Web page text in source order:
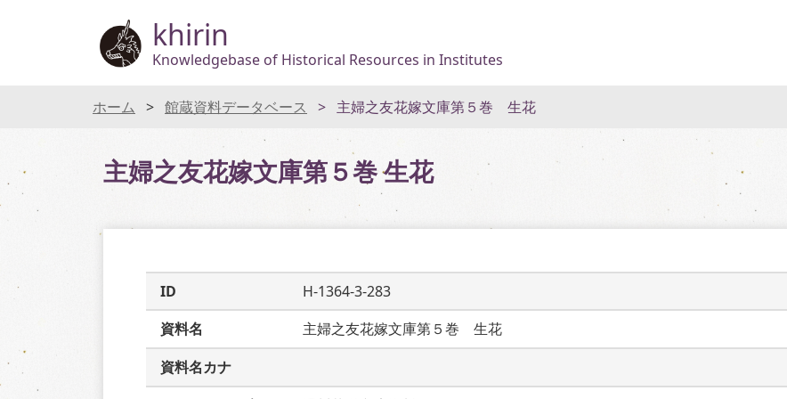
khirin
Knowledgebase of Historical Resources in Institutes
ホーム 館蔵資料データベース 主婦之友花嫁文庫第５巻 生花
主婦之友花嫁文庫第５巻 生花
ID
H-1364-3-283
資料名
主婦之友花嫁文庫第５巻　生花
資料名カナ